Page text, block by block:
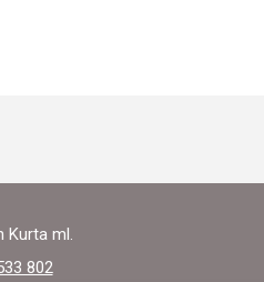
Kurta ml.
802